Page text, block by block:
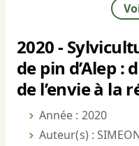
2020 -
de pin d’Alep :
de l’envie à la
Année : 2020
Auteur(s) :